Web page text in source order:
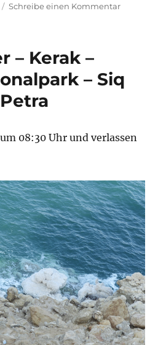
Schreibe einen Kommentarzu
– Kerak –
– Siq
08:30 Uhr und verlassen